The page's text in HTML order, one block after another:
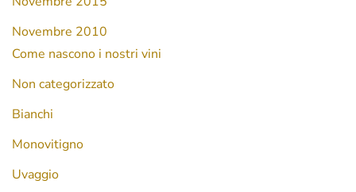
Novembre 2010
Come nascono i nostri vini
Non categorizzato
Bianchi
Monovitigno
Uvaggio